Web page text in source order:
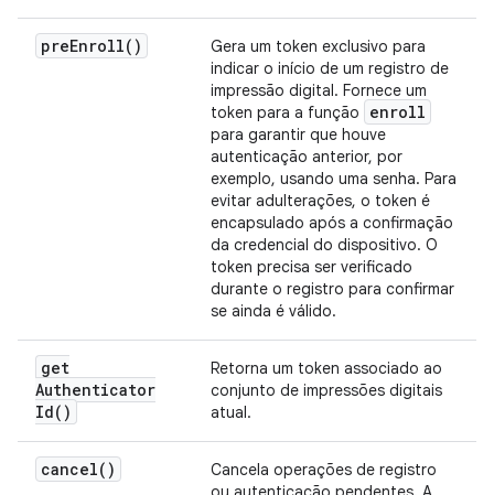
preEnroll( )
Gera um token exclusivo para
indicar o início de um registro de
impressão digital. Fornece um
token para a função
enroll
para garantir que houve
autenticação anterior, por
exemplo, usando uma senha. Para
evitar adulterações, o token é
encapsulado após a confirmação
da credencial do dispositivo. O
token precisa ser verificado
durante o registro para confirmar
se ainda é válido.
get
Authenticator
Id( )
Retorna um token associado ao
conjunto de impressões digitais
atual.
cancel( )
Cancela operações de registro